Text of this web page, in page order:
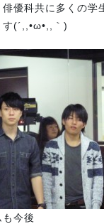
優科共に多くの学
(´,,•ω•,,｀)
今後